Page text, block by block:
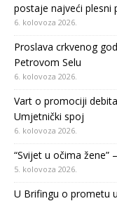
postaje najveći plesni
6. kolovoza 2026.
Proslava crkvenog
Petrovom Selu
6. kolovoza 2026.
Vart o promociji
Umjetnički spoj
6. kolovoza 2026.
“Svijet u očima žene”
5. kolovoza 2026.
U Brifingu o prometu